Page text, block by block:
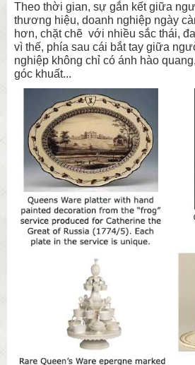
Theo thời gian, sự gắn kết giữa
thương hiệu, doanh nghiệp ngày
hơn, chặt chẽ với nhiều sắc thái,
vì thế, phía sau cái bắt tay giữa
nghiệp không chỉ có ánh hào
góc khuất...